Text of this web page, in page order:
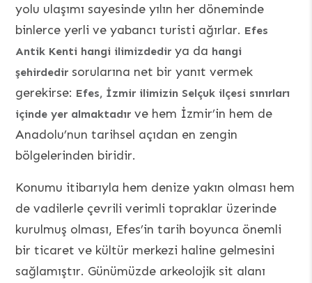
yolu ulaşımı sayesinde yılın her döneminde
binlerce yerli ve yabancı turisti ağırlar. Efes
Antik Kenti hangi ilimizdedir ya da hangi
şehirdedir sorularına net bir yanıt vermek
gerekirse: Efes, İzmir ilimizin Selçuk ilçesi sınırları
içinde yer almaktadır ve hem İzmir’in hem de
Anadolu’nun tarihsel açıdan en zengin
bölgelerinden biridir.
Konumu itibarıyla hem denize yakın olması hem
de vadilerle çevrili verimli topraklar üzerinde
kurulmuş olması, Efes’in tarih boyunca önemli
bir ticaret ve kültür merkezi haline gelmesini
sağlamıştır. Günümüzde arkeolojik sit alanı